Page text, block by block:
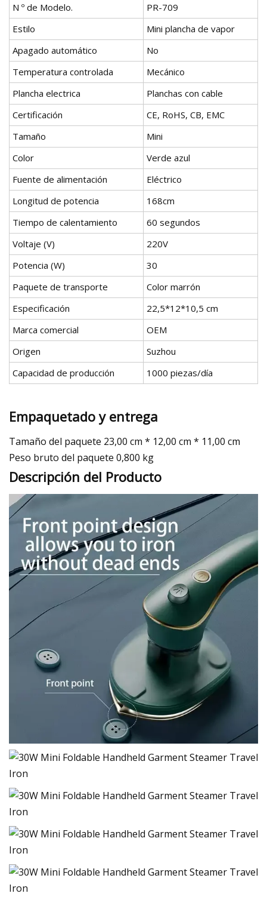
N º de Modelo.
PR-709
Estilo
Mini plancha de vapor
Apagado automático
No
Temperatura controlada
Mecánico
Plancha electrica
Planchas con cable
Certificación
CE, RoHS, CB, EMC
Tamaño
Mini
Color
Verde azul
Fuente de alimentación
Eléctrico
Longitud de potencia
168cm
Tiempo de calentamiento
60 segundos
Voltaje (V)
220V
Potencia (W)
30
Paquete de transporte
Color marrón
Especificación
22,5*12*10,5 cm
Marca comercial
OEM
Origen
Suzhou
Capacidad de producción
1000 piezas/día
Empaquetado y entrega
Tamaño del paquete 23,00 cm * 12,00 cm * 11,00 cm
Peso bruto del paquete 0,800 kg
Descripción del Producto